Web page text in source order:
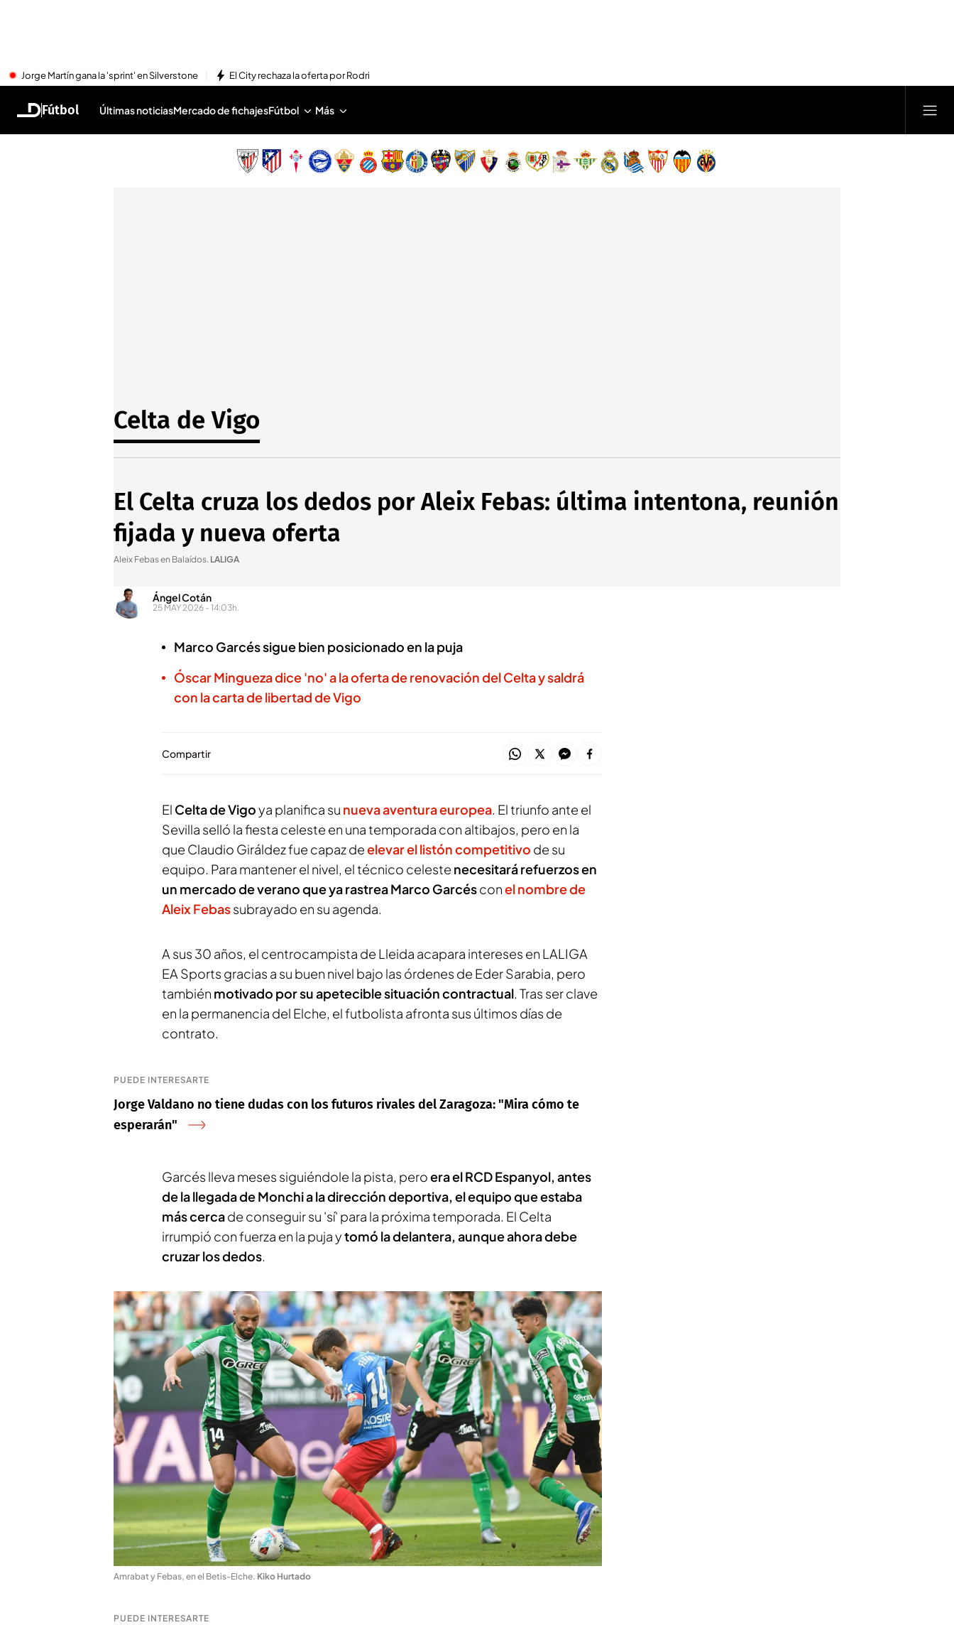
Jorge Martín gana la 'sprint' en Silverstone El City rechaza la oferta por Rodri
Fútbol Últimas noticiasMercado de fichajesFútbol Más
Celta de Vigo
El Celta cruza los dedos por Aleix Febas: última intentona, reunión
fijada y nueva oferta
Aleix Febas en Balaídos. LALIGA
Ángel Cotán
25 MAY 2026 - 14:03h.
Marco Garcés sigue bien posicionado en la puja
Óscar Mingueza dice 'no' a la oferta de renovación del Celta y saldrá
con la carta de libertad de Vigo
Compartir
El Celta de Vigoya planifica su nueva aventura europea. El triunfo ante el
Sevilla selló la fiesta celeste en una temporada con altibajos, pero en la
que Claudio Giráldez fue capaz deelevar el listón competitivo de su
equipo. Para mantener el nivel, el técnico celeste necesitará refuerzos en
un mercado de verano que ya rastrea Marco Garcésconel nombre de
Aleix Febassubrayado en su agenda.
A sus 30 años, el centrocampista de Lleida acapara intereses en LALIGA
EA Sports gracias a su buen nivel bajo las órdenes de Eder Sarabia, pero
también motivado por su apetecible situación contractual. Tras ser clave
en la permanencia del Elche, el futbolista afronta sus últimos días de
contrato.
PUEDE INTERESARTE
Jorge Valdano no tiene dudas con los futuros rivales del Zaragoza: "Mira cómo te
esperarán"
Garcés lleva meses siguiéndole la pista, peroera el RCD Espanyol, antes
de la llegada de Monchi a la dirección deportiva, el equipo que estaba
más cercade conseguir su 'sí' para la próxima temporada. El Celta
irrumpió con fuerza en la puja ytomó la delantera, aunque ahora debe
cruzar los dedos.
Amrabat y Febas, en el Betis-Elche. Kiko Hurtado
PUEDE INTERESARTE